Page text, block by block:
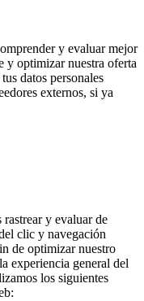
y evaluar mejor
y optimizar nuestra oferta
datos personales
externos, si ya
y evaluar de
clic y navegación
de optimizar nuestro
experiencia general del
los siguientes